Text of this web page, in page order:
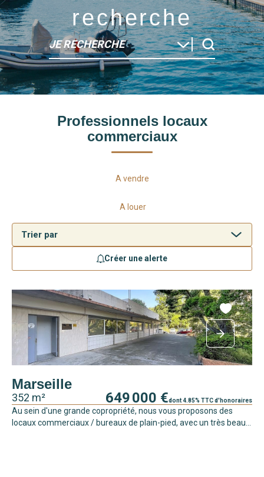
recherche
JE RECHERCHE
Type de bien
Localité
Professionnels locaux
commerciaux
A vendre
A louer
Créer une alerte
Marseille
352 m² 649 000 €dont 4.85% TTC d'honoraires
Au sein d'une grande copropriété, nous vous proposons des
locaux commerciaux / bureaux de plain-pied, avec un très beau...